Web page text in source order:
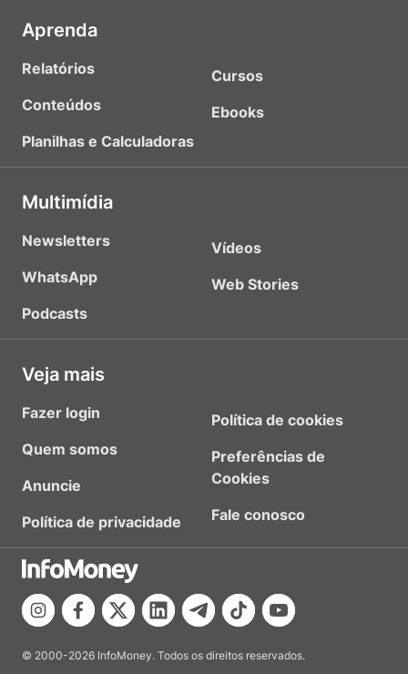
Aprenda
Relatórios
Conteúdos
Planilhas e Calculadoras
Cursos
Ebooks
Multimídia
Newsletters
WhatsApp
Podcasts
Vídeos
Web Stories
Veja mais
Fazer login
Quem somos
Anuncie
Política de privacidade
Política de cookies
Preferências de
Cookies
Fale conosco
© 2000-2026 InfoMoney. Todos os direitos reservados.